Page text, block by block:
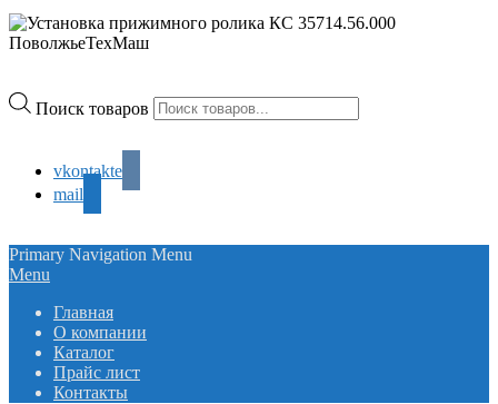
Поиск товаров
vkontakte
mail
Primary Navigation Menu
Menu
Главная
О компании
Каталог
Прайс лист
Контакты